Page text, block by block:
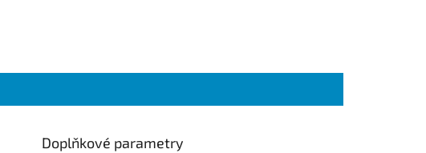
Doplňkové parametry